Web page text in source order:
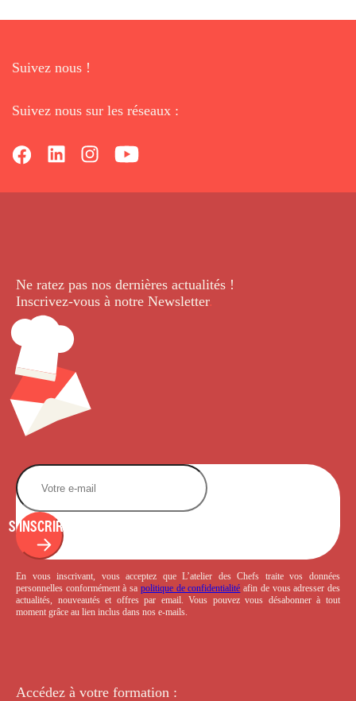
Suivez nous !
Suivez nous sur les réseaux :
Ne ratez pas nos dernières actualités !
Inscrivez-vous à notre Newsletter.
S'INSCRIRE
En vous inscrivant, vous acceptez que L’atelier des Chefs traite vos données
personnelles conformément à sa politique de confidentialité afin de vous adresser des
actualités, nouveautés et offres par email. Vous pouvez vous désabonner à tout
moment grâce au lien inclus dans nos e-mails.
Accédez à votre formation :